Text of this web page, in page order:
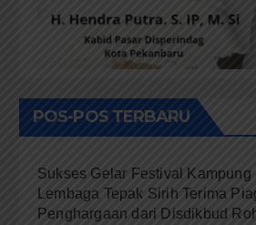
POS-POS TERBARU
Sukses Gelar Festival Kampung
Lembaga Tepak Sirih Terima
Penghargaan dari Disdikbud